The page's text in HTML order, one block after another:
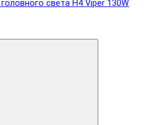
света H4 Viper 130W